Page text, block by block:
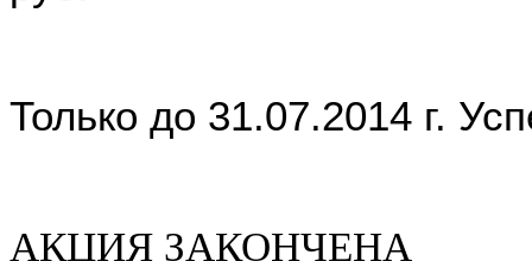
Только до 31.07.2014 г.
АКЦИЯ ЗАКОНЧЕНА